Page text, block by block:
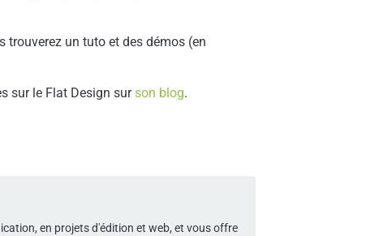
trouverez un tuto et des démos (en
sur le Flat Design surson blog.
en projets d'édition et web, et vous offre